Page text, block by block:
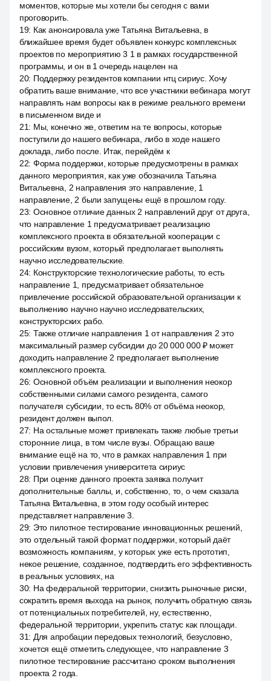
моментов, которые мы хотели бы сегодня с вами
проговорить.
19: Как анонсировала уже Татьяна Витальевна, в
ближайшее время будет объявлен конкурс комплексных
проектов по мероприятию 3 1 в рамках государственной
программы, и он в 1 очередь нацелен на
20: Поддержку резидентов компании нтц сириус. Хочу
обратить ваше внимание, что все участники вебинара могут
направлять нам вопросы как в режиме реального времени
в письменном виде и
21: Мы, конечно же, ответим на те вопросы, которые
поступили до нашего вебинара, либо в ходе нашего
доклада, либо после. Итак, перейдём к
22: Форма поддержки, которые предусмотрены в рамках
данного мероприятия, как уже обозначила Татьяна
Витальевна, 2 направления это направление, 1
направление, 2 были запущены ещё в прошлом году.
23: Основное отличие данных 2 направлений друг от друга,
что направление 1 предусматривает реализацию
комплексного проекта в обязательной кооперации с
российским вузом, который предполагает выполнять
научно исследовательские.
24: Конструкторские технологические работы, то есть
направление 1, предусматривает обязательное
привлечение российской образовательной организации к
выполнению научно научно исследовательских,
конструкторских рабо.
25: Также отличие направления 1 от направления 2 это
максимальный размер субсидии до 20 000 000 ₽ может
доходить направление 2 предполагает выполнение
комплексного проекта.
26: Основной объём реализации и выполнения неокор
собственными силами самого резидента, самого
получателя субсидии, то есть 80% от объёма неокор,
резидент должен выпол.
27: На остальные может привлекать также любые третьи
сторонние лица, в том числе вузы. Обращаю ваше
внимание ещё на то, что в рамках направления 1 при
условии привлечения университета сириус
28: При оценке данного проекта заявка получит
дополнительные баллы, и, собственно, то, о чем сказала
Татьяна Витальевна, в этом году особый интерес
представляет направление 3.
29: Это пилотное тестирование инновационных решений,
это отдельный такой формат поддержки, который даёт
возможность компаниям, у которых уже есть прототип,
некое решение, созданное, подтвердить его эффективность
в реальных условиях, на
30: На федеральной территории, снизить рыночные риски,
сократить время выхода на рынок, получить обратную связь
от потенциальных потребителей, ну, естественно,
федеральной территории, укрепить статус как площади.
31: Для апробации передовых технологий, безусловно,
хочется ещё отметить следующее, что направление 3
пилотное тестирование рассчитано сроком выполнения
проекта 2 года.